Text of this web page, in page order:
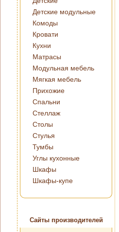
Детские модульные
Комоды
Кровати
Кухни
Матрасы
Модульная мебель
Мягкая мебель
Прихожие
Спальни
Стеллаж
Столы
Стулья
Тумбы
Углы кухонные
Шкафы
Шкафы-купе
Сайты производителей